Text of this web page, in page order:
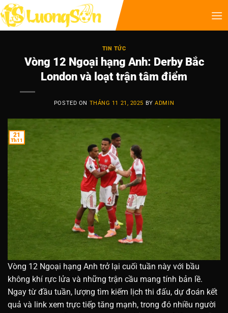
TIN TỨC
Vòng 12 Ngoại hạng Anh: Derby Bắc
London và loạt trận tâm điểm
POSTED ON THÁNG 11 21, 2025 BYADMIN
21
Th11
Vòng 12 Ngoại hạng Anh trở lại cuối tuần này với bầu
không khí rực lửa và những trận cầu mang tính bản lề.
Ngay từ đầu tuần, lượng tìm kiếm lịch thi đấu, dự đoán kết
quả và link xem trực tiếp tăng mạnh, trong đó nhiều người